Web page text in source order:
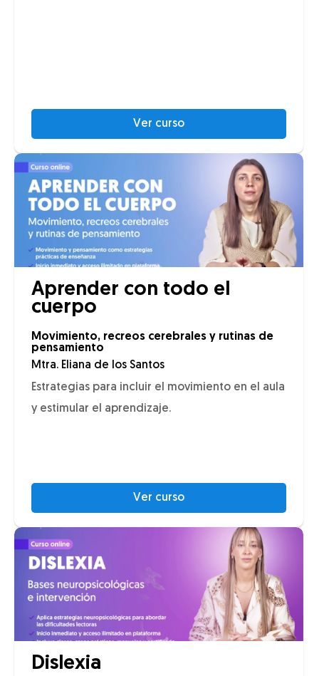
Ver curso
Aprender con todo el
cuerpo
Movimiento, recreos cerebrales y rutinas de
pensamiento
Mtra. Eliana de los Santos
Estrategias para incluir el movimiento en el aula
y estimular el aprendizaje.
Ver curso
Dislexia